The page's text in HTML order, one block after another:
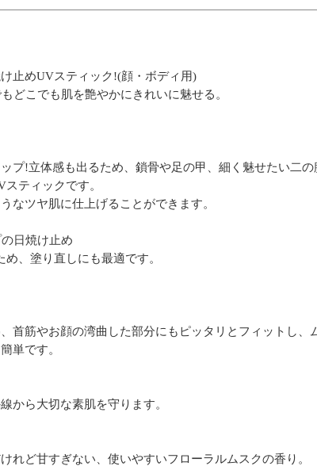
止めUVスティック!(顔・ボディ用)
どこでも肌を艶やかにきれいに魅せる。
プ!立体感も出るため、鎖骨や足の甲、細く魅せたい二
ティックです。
なツヤ肌に仕上げることができます。
日焼け止め
、塗り直しにも最適です。
首筋やお顔の湾曲した部分にもピッタリとフィットし、
単です。
から大切な素肌を守ります。
れど甘すぎない、使いやすいフローラルムスクの香り。